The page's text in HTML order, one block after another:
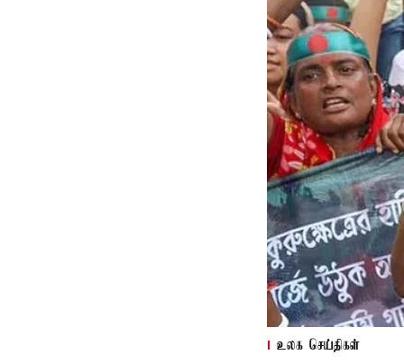
உலக செய்திகள்